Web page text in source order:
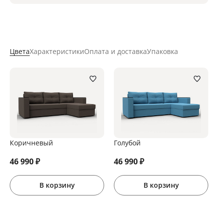
ЦветаХарактеристикиОплата и доставкаУпаковка
Коричневый
46 990₽
В корзину
Голубой
46 990₽
В корзину